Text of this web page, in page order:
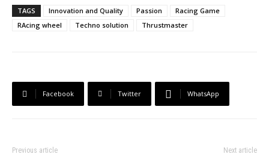
TAGS Innovation and Quality Passion
Racing Game
RAcing wheel
Techno solution Thrustmaster
Facebook Twitter WhatsApp
Previous article Next article